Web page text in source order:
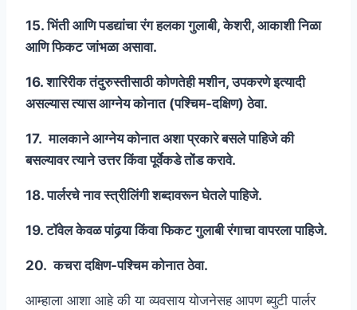
15. भिंती आणि पडद्यांचा रंग हलका गुलाबी, केशरी, आकाशी निळा
आणि फिकट जांभळा असावा.
16. शारिरीक तंदुरुस्तीसाठी कोणतेही मशीन, उपकरणे इत्यादी
असल्यास त्यास आग्नेय कोनात (पश्चिम-दक्षिण) ठेवा.
17. मालकाने आग्नेय कोनात अशा प्रकारे बसले पाहिजे की
बसल्यावर त्याने उत्तर किंवा पूर्वेकडे तोंड करावे.
18. पार्लरचे नाव स्त्रीलिंगी शब्दावरून घेतले पाहिजे.
19. टॉवेल केवळ पांढर्‍या किंवा फिकट गुलाबी रंगाचा वापरला पाहिजे.
20. कचरा दक्षिण-पश्चिम कोनात ठेवा.
आम्हाला आशा आहे की या व्यवसाय योजनेसह आपण ब्युटी पार्लर